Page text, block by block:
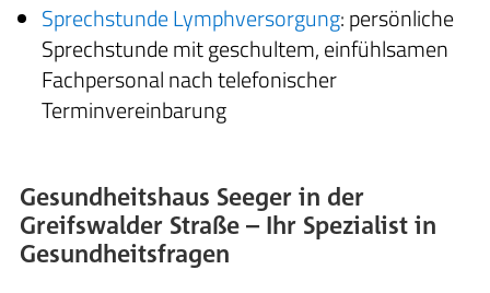
Sprechstunde Lymphversorgung: persönliche
Sprechstunde mit geschultem, einfühlsamen
Fachpersonal nach telefonischer
Terminvereinbarung
Gesundheitshaus Seeger in der
Greifswalder Straße – Ihr Spezialist in
Gesundheitsfragen